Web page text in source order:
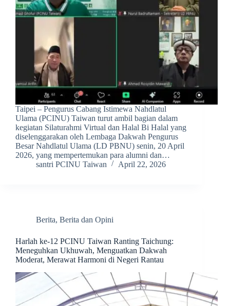
Taipei – Pengurus Cabang Istimewa Nahdlatul
Ulama (PCINU) Taiwan turut ambil bagian dalam
kegiatan Silaturahmi Virtual dan Halal Bi Halal yang
diselenggarakan oleh Lembaga Dakwah Pengurus
Besar Nahdlatul Ulama (LD PBNU) senin, 20 April
2026, yang mempertemukan para alumni dan…
santri PCINU Taiwan
April 22, 2026
Berita, Berita dan Opini
Harlah ke-12 PCINU Taiwan Ranting Taichung:
Meneguhkan Ukhuwah, Menguatkan Dakwah
Moderat, Merawat Harmoni di Negeri Rantau